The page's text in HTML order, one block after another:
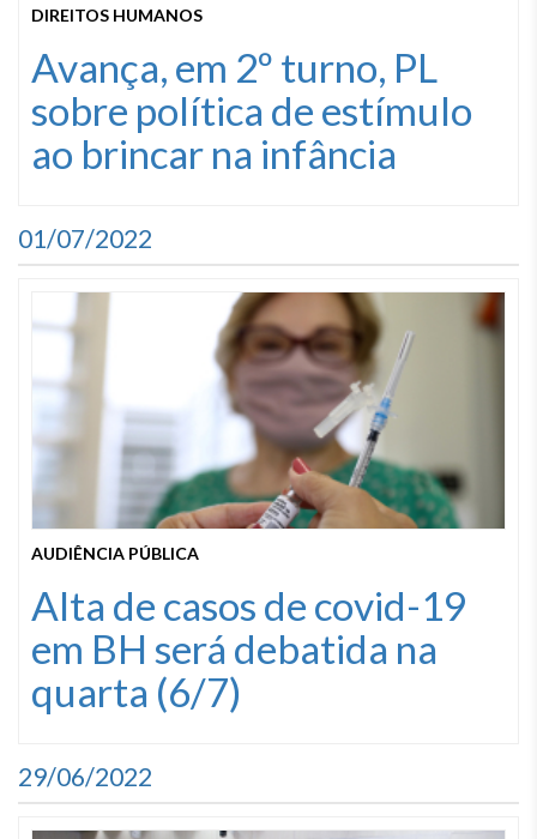
DIREITOS HUMANOS
Avança, em 2º turno, PL
sobre política de estímulo
ao brincar na infância
01/07/2022
AUDIÊNCIA PÚBLICA
Alta de casos de covid-19
em BH será debatida na
quarta (6/7)
29/06/2022